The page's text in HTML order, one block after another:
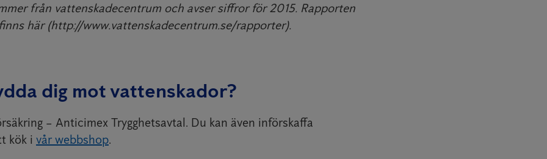
från vattenskadecentrum och avser siffror för 2015. Rapporten
här (http://www.vattenskadecentrum.se/rapporter).
dig mot vattenskador?
– Anticimex Trygghetsavtal. Du kan även införskaffa
kök i vår webbshop.